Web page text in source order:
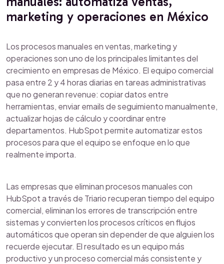
marketing y operaciones en México
Los procesos manuales en ventas, marketing y
operaciones son uno de los principales limitantes del
crecimiento en empresas de México. El equipo comercial
pasa entre 2 y 4 horas diarias en tareas administrativas
que no generan revenue: copiar datos entre
herramientas, enviar emails de seguimiento manualmente,
actualizar hojas de cálculo y coordinar entre
departamentos. HubSpot permite automatizar estos
procesos para que el equipo se enfoque en lo que
realmente importa.
Las empresas que eliminan procesos manuales con
HubSpot a través de Triario recuperan tiempo del equipo
comercial, eliminan los errores de transcripción entre
sistemas y convierten los procesos críticos en flujos
automáticos que operan sin depender de que alguien los
recuerde ejecutar. El resultado es un equipo más
productivo y un proceso comercial más consistente y